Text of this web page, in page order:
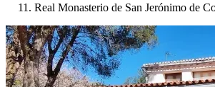
Real Monasterio de San Jerónimo de